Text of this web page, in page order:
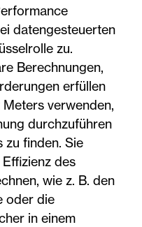
datengesteuerten
zu.
Berechnungen,
erfüllen
verwenden,
durchzuführen
zu finden. Sie
des
wie z. B. den
oder die
in einem